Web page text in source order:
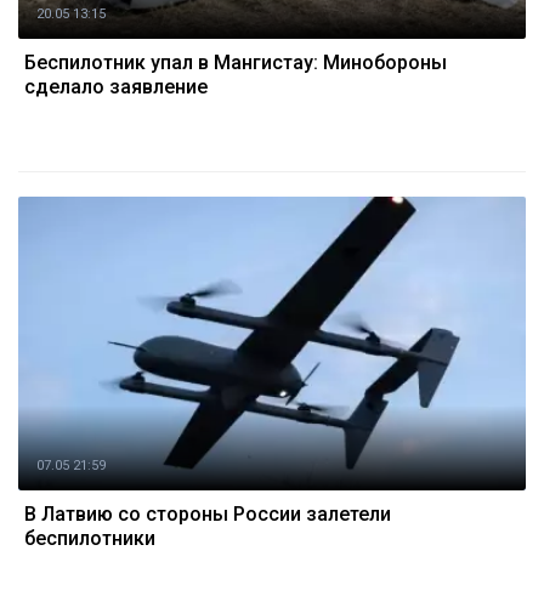
20.05 13:15
Беспилотник упал в Мангистау: Минобороны
сделало заявление
07.05 21:59
В Латвию со стороны России залетели
беспилотники